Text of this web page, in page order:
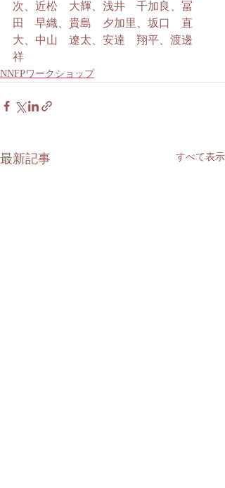
次、近松　大輝、浅井　千加良、冨
田　早織、貴島　夕加里、坂口　直
大、中山　遼太、安達　翔平、渡邊
祥
NNFPワークショップ
最新記事 すべて表示